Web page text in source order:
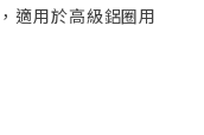
適用於高級鋁圈用